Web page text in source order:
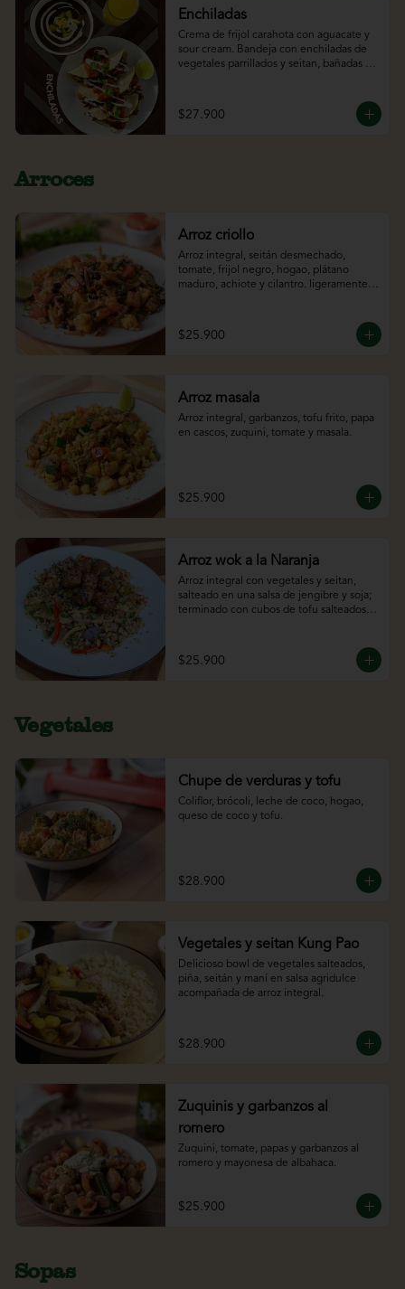
Enchiladas
Crema de frijol carahota con aguacate y
sour cream. Bandeja con enchiladas de
vegetales parrillados y seitan, bañadas
$27.900
Arroces
Arroz criollo
Arroz integral, seitán desmechado,
tomate, frijol negro, hogao, plátano
maduro, achiote y cilantro. ligeramente
$25.900
Arroz masala
Arroz integral, garbanzos, tofu frito, papa
en cascos, zuquini, tomate y masala.
$25.900
Arroz wok a la Naranja
Arroz integral con vegetales y seitan,
salteado en una salsa de jengibre y soja;
terminado con cubos de tofu salteados
$25.900
Vegetales
Chupe de verduras y tofu
Coliflor, brócoli, leche de coco, hogao,
queso de coco y tofu.
$28.900
Vegetales y seitan Kung Pao
Delicioso bowl de vegetales salteados,
piña, seitán y maní en salsa agridulce
acompañada de arroz integral.
$28.900
Zuquinis y garbanzos al
romero
Zuquini, tomate, papas y garbanzos al
romero y mayonesa de albahaca.
$25.900
Sopas